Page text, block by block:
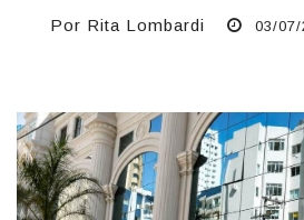
Por Rita Lombardi 03/07/